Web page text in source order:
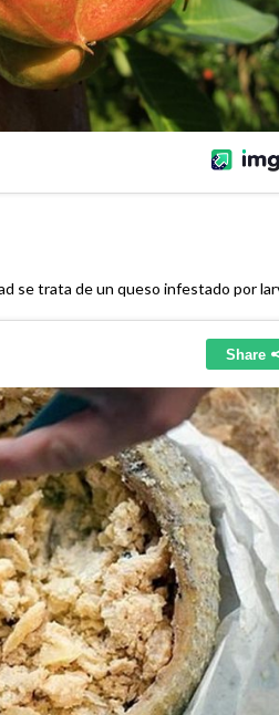
se trata de un queso infestado por